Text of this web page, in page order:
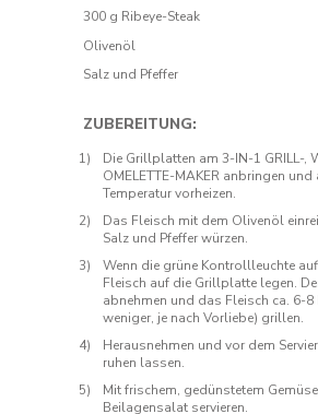
300 g Ribeye-Steak
Olivenöl
Salz und Pfeffer
ZUBEREITUNG:
Die Grillplatten am 3-IN-1 GRILL-,
OMELETTE-MAKER anbringen
Temperatur vorheizen.
Das Fleisch mit dem Olivenöl
Salz und Pfeffer würzen.
Wenn die grüne Kontrollleuchte
Fleisch auf die Grillplatte legen.
abnehmen und das Fleisch ca. 6-8
weniger, je nach Vorliebe) grillen.
Herausnehmen und vor dem
ruhen lassen.
Mit frischem, gedünstetem
Beilagensalat servieren.